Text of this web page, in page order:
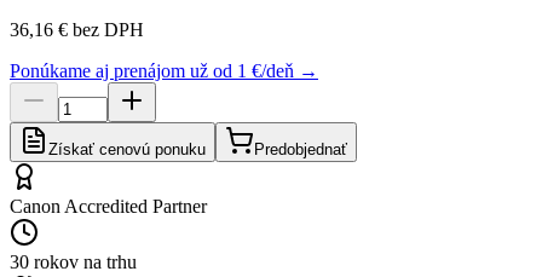
36,16 € bez DPH
Ponúkame aj prenájom už od 1 €/deň →
Získať cenovú ponuku Predobjednať
Canon Accredited Partner
30 rokov na trhu